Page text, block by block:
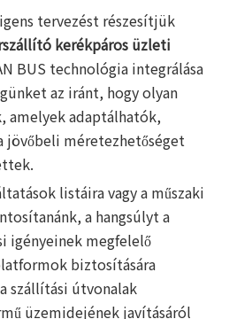
tervezést részesítjük
kerékpáros üzleti
BUS technológia integrálása
az iránt, hogy olyan
amelyek adaptálhatók,
jövőbeli méretezhetőséget
listáira vagy a műszaki
a hangsúlyt a
igényeinek megfelelő
biztosítására
szállítási útvonalak
üzemidejének javításáról